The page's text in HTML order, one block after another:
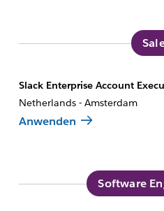
Slack Enterprise Account
Netherlands - Amsterdam
Anwenden
Software